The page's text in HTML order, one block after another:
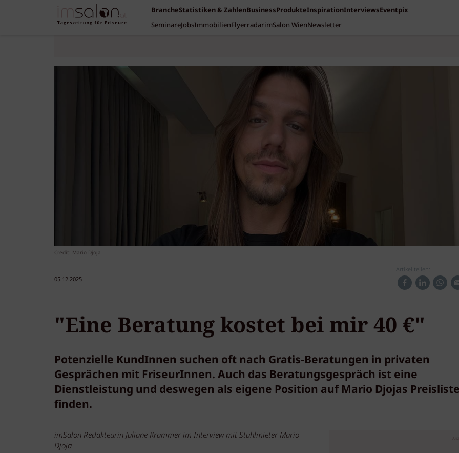
BrancheStatistiken & ZahlenBusinessProdukteInspirationInterviewsEventpix
SeminareJobsImmobilienFlyerradarimSalon WienNewsletter
Credit: Mario Djoja
05.12.2025
Artikel teilen:
"Eine Beratung kostet bei mir 40 €"
Potenzielle KundInnen suchen oft nach Gratis-Beratungen in privaten
Gesprächen mit FriseurInnen. Auch das Beratungsgespräch ist eine
Dienstleistung und deswegen als eigene Position auf Mario Djojas
finden.
imSalon Redakteurin Juliane Krammer im Interview mit Stuhlmieter Mario
Djoja